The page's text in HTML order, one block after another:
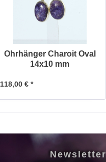
Ohrhänger Charoit Oval
14x10 mm
118,00 € *
Newsletter